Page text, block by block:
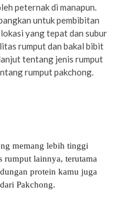
peternak di manapun.
untuk pembibitan
yang tepat dan subur
rumput dan bakal bibit
tentang jenis rumput
rumput pakchong.
memang lebih tinggi
rumput lainnya, terutama
protein kamu juga
Pakchong.